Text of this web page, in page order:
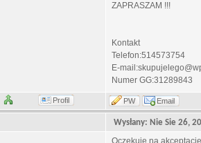
ZAPRASZAM !!!
Kontakt
Telefon:514573754
E-
Numer GG:31289843
Profil PW Email
Wysłany: Nie Sie 26,
Oczekuje na akceptację